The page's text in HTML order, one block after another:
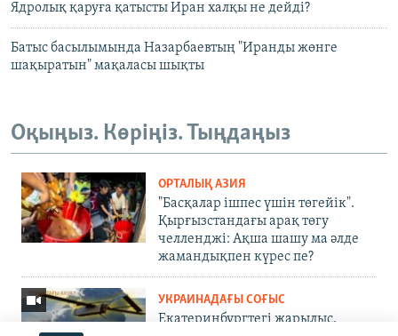
Ядролық қаруға қатысты Иран халқы не дейді?
Батыс басылымында Назарбаевтың "Иранды жөнге
шақыратын" мақаласы шықты
Оқыңыз. Көріңіз. Тыңдаңыз
ОРТАЛЫҚ АЗИЯ
"Басқалар ішпес үшін төгейік".
Қырғызстандағы арақ төгу
челленджі: Ақша шашу ма әлде
жамандықпен күрес пе?
УКРАИНАДАҒЫ СОҒЫС
Екатеринбургтегі жарылыс,